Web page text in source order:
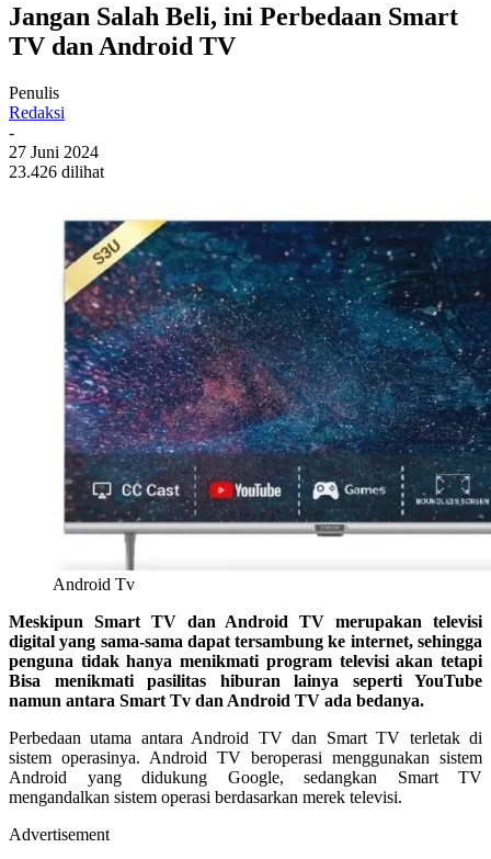
Jangan Salah Beli, ini Perbedaan Smart
TV dan Android TV
Penulis
Redaksi
-
27 Juni 2024
23.426 dilihat
Android Tv
Meskipun Smart TV dan Android TV merupakan televisi
digital yang sama-sama dapat tersambung ke internet, sehingga
penguna tidak hanya menikmati program televisi akan tetapi
Bisa menikmati pasilitas hiburan lainya seperti YouTube
namun antara Smart Tv dan Android TV ada bedanya.
Perbedaan utama antara Android TV dan Smart TV terletak di
sistem operasinya. Android TV beroperasi menggunakan sistem
Android yang didukung Google, sedangkan Smart TV
mengandalkan sistem operasi berdasarkan merek televisi.
Advertisement